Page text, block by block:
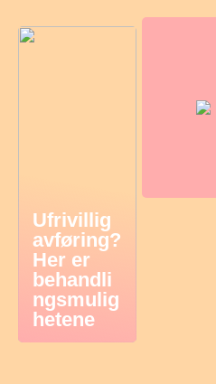
Ufrivillig
avføring?
Her er
behandli
ngsmulig
hetene